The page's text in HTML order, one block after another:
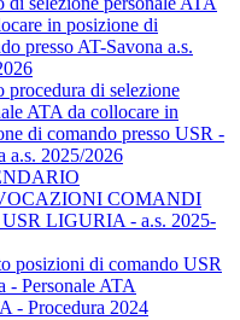
in posizione di
presso AT-Savona a.s.
procedura di selezione
ATA da collocare in
di comando presso USR -
a.s. 2025/2026
COMANDI
LIGURIA - a.s. 2025-
posizioni di comando USR
- Personale ATA
- Procedura 2024